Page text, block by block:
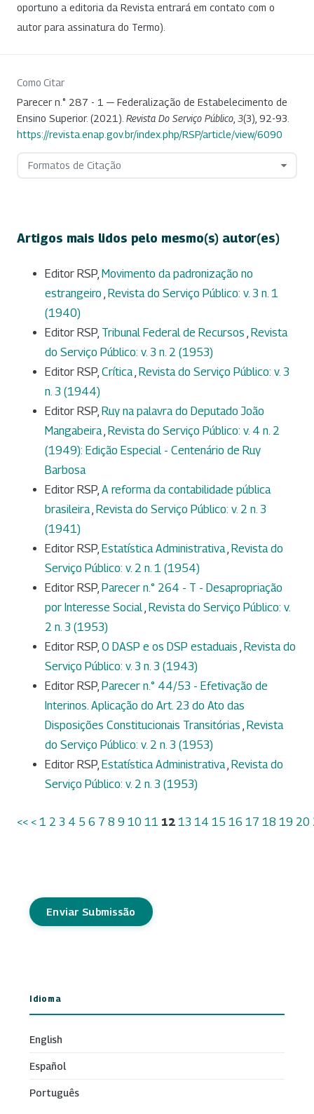
oportuno a editoria da Revista entrará em contato com o
autor para assinatura do Termo).
Como Citar
Parecer n.° 287 - 1 — Federalização de Estabelecimento de
Ensino Superior. (2021). Revista Do Serviço Público 3(3), 92-93.
https://revista.enap.gov.br/index.php/RSP/article/view/6090
Formatos de Citação
Artigos mais lidos pelo mesmo(s) autor(es)
Editor RSP, Movimento da padronização no
estrangeiro , Revista do Serviço Público: v. 3 n. 1
(1940)
Editor RSP, Tribunal Federal de Recursos , Revista
do Serviço Público: v. 3 n. 2 (1953)
Editor RSP, Crítica, Revista do Serviço Público: v. 3
n. 3 (1944)
Editor RSP, Ruy na palavra do Deputado João
Mangabeira, Revista do Serviço Público: v. 4 n. 2
(1949): Edição Especial - Centenário de Ruy
Barbosa
Editor RSP, A reforma da contabilidade pública
brasileira, Revista do Serviço Público: v. 2 n. 3
(1941)
Editor RSP, Estatística Administrativa, Revista do
Serviço Público: v. 2 n. 1 (1954)
Editor RSP, Parecer n.° 264 - T - Desapropriação
por Interesse Social, Revista do Serviço Público: v.
2 n. 3 (1953)
Editor RSP, O DASP e os DSP estaduais , Revista do
Serviço Público: v. 3 n. 3 (1943)
Editor RSP, Parecer n.° 44/53 - Efetivação de
Interinos. Aplicação do Art. 23 do Ato das
Disposições Constitucionais Transitórias , Revista
do Serviço Público: v. 2 n. 3 (1953)
Editor RSP, Estatística Administrativa, Revista do
Serviço Público: v. 2 n. 3 (1953)
<< < 1 2 3 4 5 6 7 8 9 10 11 12 13 14 15 16 17 18 19 20
Enviar Submissão
Idioma
English
Español
Português